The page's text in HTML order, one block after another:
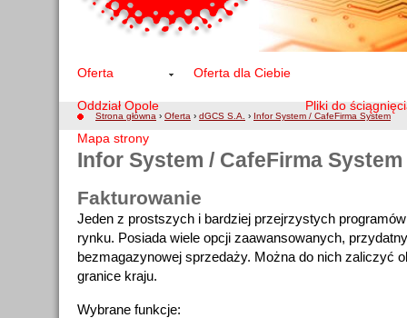
Oferta Oferta dla Ciebie
Oddział Opole Pliki do
Mapa strony
Strona główna › Oferta › dGCS S.A. › Infor System / CafeFirma System
Infor System / CafeFirma System
Fakturowanie
Jeden z prostszych i bardziej przejrzystych
rynku. Posiada wiele opcji zaawansowanych,
bezmagazynowej sprzedaży. Można do nich zaliczyć
granice kraju.
Wybrane funkcje: